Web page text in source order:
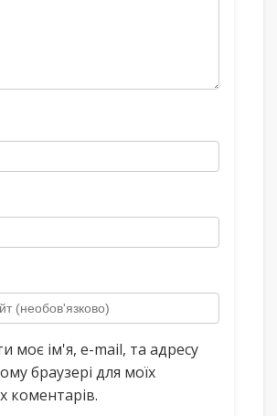
моє ім'я, e-mail, та адресу
браузері для моїх
коментарів.